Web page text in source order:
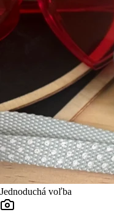
Jednoduchá voľba